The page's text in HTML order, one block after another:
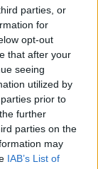
parties, or
for
opt-out
that after your
seeing
utilized by
prior to
further
parties on the
may
IAB’s List of
zachrániť
izbové
Pravda vás